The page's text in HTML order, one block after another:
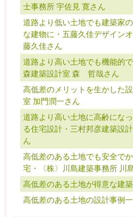
士事務所 宇佐見 寛さん
道路より低い土地でも建築家
な建物に・五藤久佳デザイン
藤久佳さん
道路より高い土地でも機能的
森建築設計室 森 哲哉さん
高低差のメリットを生かした
室 加門潤一さん
道路より高い土地に高齢にな
る住宅設計・三村邦彦建築設
ん
高低差のある土地でも安全で
宅・〈株〉川島建築事務所
高低差のある土地が得意な建
高低差のある土地の設計事例